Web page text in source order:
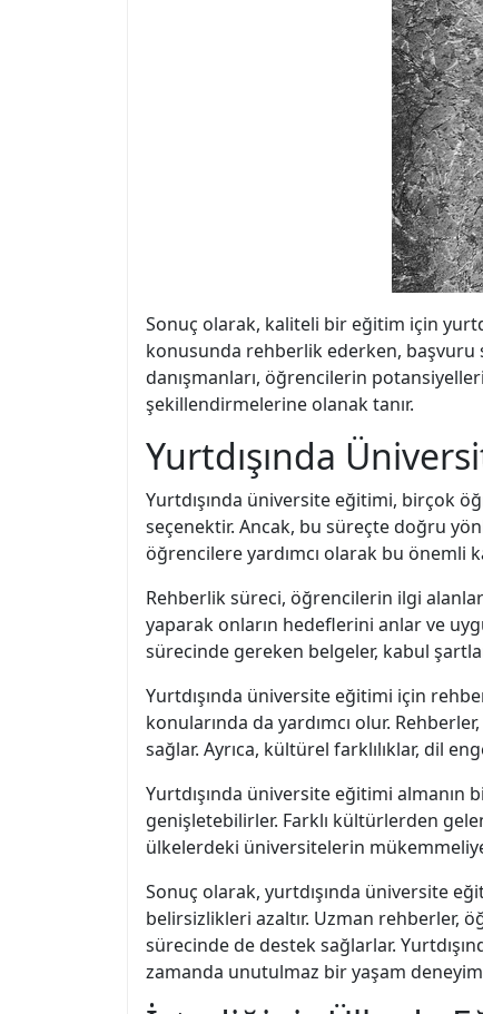
Sonuç olarak, kaliteli bir eğitim için
konusunda rehberlik ederken, başvuru
danışmanları, öğrencilerin
şekillendirmelerine olanak tanır.
Yurtdışında
Yurtdışında üniversite eğitimi, birçok
seçenektir. Ancak, bu süreçte doğru
öğrencilere yardımcı olarak bu önemli
Rehberlik süreci, öğrencilerin ilgi
yaparak onların hedeflerini anlar ve
sürecinde gereken belgeler, kabul
Yurtdışında üniversite eğitimi için
konularında da yardımcı olur.
sağlar. Ayrıca, kültürel farklılıklar, dil
Yurtdışında üniversite eğitimi almanın
genişletebilirler. Farklı kültürlerden
ülkelerdeki üniversitelerin
Sonuç olarak, yurtdışında üniversite
belirsizlikleri azaltır. Uzman rehberler,
sürecinde de destek sağlarlar.
zamanda unutulmaz bir yaşam